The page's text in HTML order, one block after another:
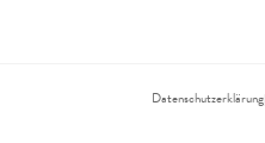
Datenschutzerklärung